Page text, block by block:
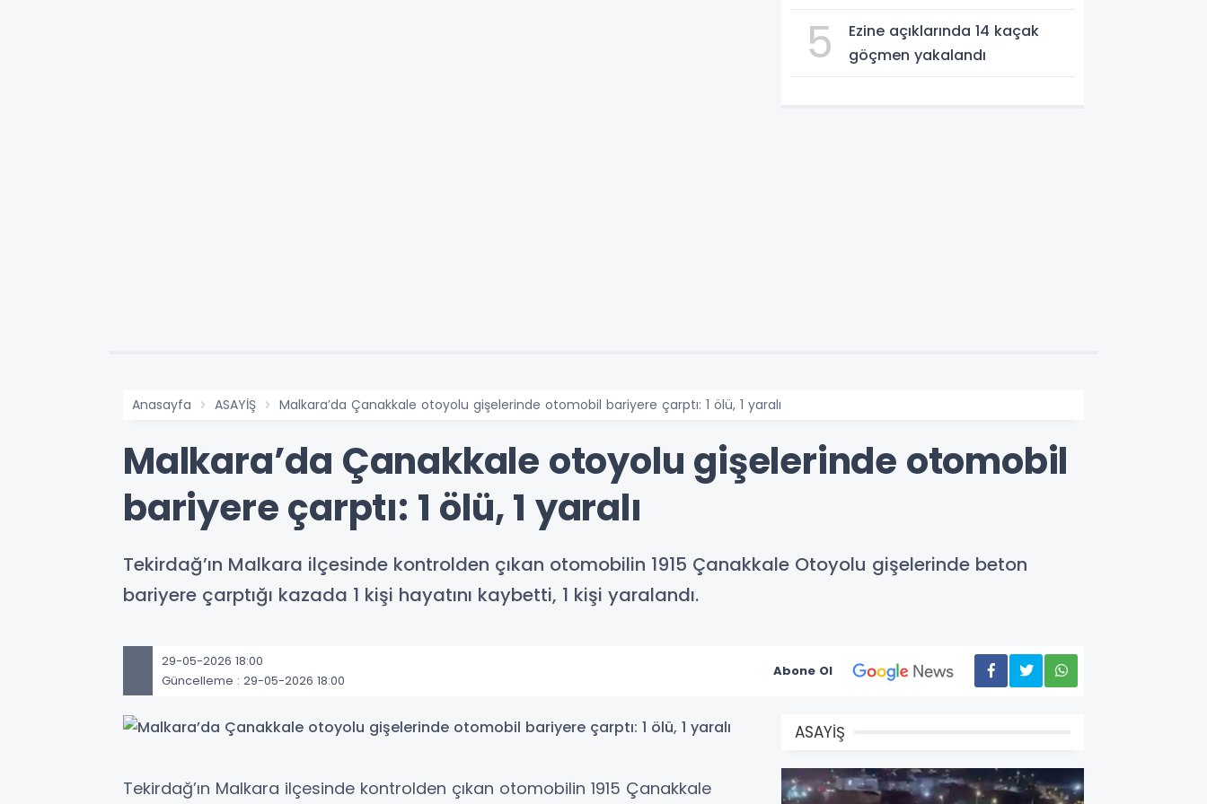
5
Ezine açıklarında 14 kaçak
göçmen yakalandı
Anasayfa ASAYİŞ Malkara’da Çanakkale otoyolu gişelerinde otomobil bariyere çarptı: 1 ölü, 1 yaralı
Malkara’da Çanakkale otoyolu gişelerinde otomobil
bariyere çarptı: 1 ölü, 1 yaralı
Tekirdağ’ın Malkara ilçesinde kontrolden çıkan otomobilin 1915 Çanakkale Otoyolu gişelerinde beton
bariyere çarptığı kazada 1 kişi hayatını kaybetti, 1 kişi yaralandı.
29-05-2026 18:00
Güncelleme : 29-05-2026 18:00
Abone Ol
Tekirdağ’ın Malkara ilçesinde kontrolden çıkan otomobilin 1915 Çanakkale
ASAYİŞ